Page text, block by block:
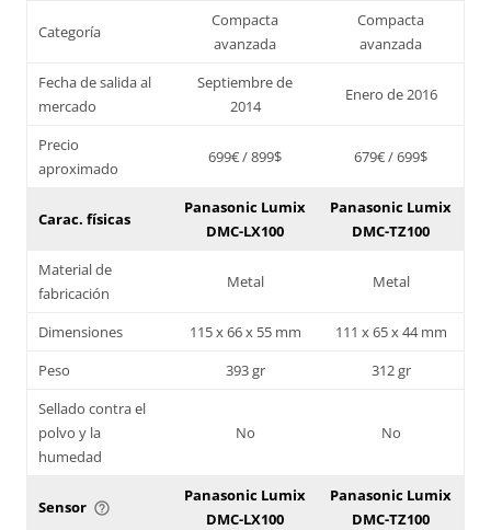
Categoría
Compacta
avanzada
Compacta
avanzada
Fecha de salida al
mercado
Septiembre de
2014
Enero de 2016
Precio
aproximado
699€ / 899$ 679€ / 699$
Carac. físicas
Panasonic Lumix
DMC-LX100
Panasonic Lumix
DMC-TZ100
Material de
fabricación
Metal Metal
Dimensiones 115 x 66 x 55 mm
111 x 65 x 44 mm
Peso
393 gr
312 gr
Sellado contra el
polvo y la
humedad
No No
Sensor help_outline
Panasonic Lumix
DMC-LX100
Panasonic Lumix
DMC-TZ100